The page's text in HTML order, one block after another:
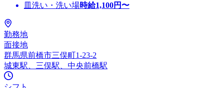
皿洗い・洗い場時給1,100円〜
勤務地
面接地
群馬県前橋市三俣町1-23-2
城東駅、三俣駅、中央前橋駅